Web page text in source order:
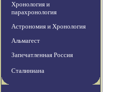
Хронология и
парахронология
Астрономия и Хронология
Альмагест
Запечатленная Россия
Сталиниана